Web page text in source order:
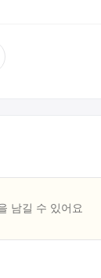
남길 수 있어요